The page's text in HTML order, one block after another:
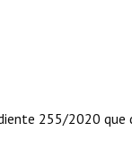
255/2020 que